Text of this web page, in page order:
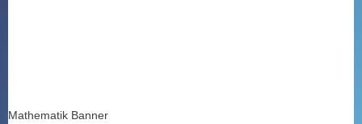
Mathematik Banner